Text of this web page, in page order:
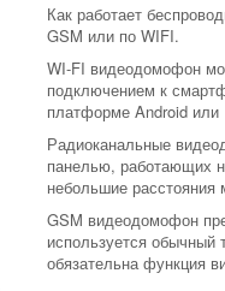
Как работает
GSM или по WIFI.
WI-FI видеодомофон
подключением к
платформе Android или
Радиоканальные
панелью, работающих
небольшие расстояния
GSM видеодомофон
используется
обязательна функция